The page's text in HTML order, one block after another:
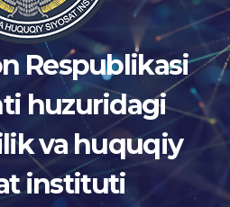
Respublikasi
huzuridagi
va huquqiy
instituti